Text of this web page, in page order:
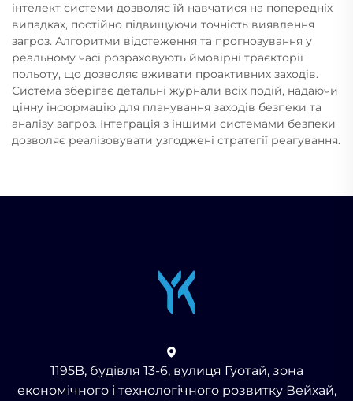
інтелект системи дозволяє їй навчатися на попередніх
випадках, постійно підвищуючи точність виявлення
загроз. Алгоритми відстеження та прогнозування у
реальному часі розраховують ймовірні траєкторії
польоту, що дозволяє вживати проактивних заходів.
Система зберігає детальні журнали всіх подій, надаючи
цінну інформацію для планування заходів безпеки та
аналізу загроз. Інтеграція з іншими системами безпеки
дозволяє реалізовувати узгоджені стратегії реагування.
1195B, будівля 13-6, вулиця Гуотай, зона
економічного і технологічного розвитку Вейхай,